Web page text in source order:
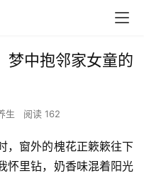
梦中抱邻家女童的
生 阅读 162
，窗外的槐花正簌簌往下
怀里钻，奶香味混着阳光